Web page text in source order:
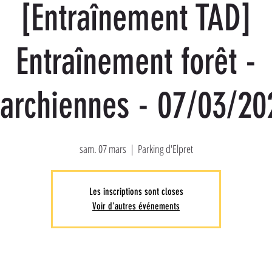
[Entraînement TAD]
Entraînement forêt -
- 07/03/
sam. 07 mars
  |
Parking d'Elpret
Les inscriptions sont closes
Voir d'autres événements